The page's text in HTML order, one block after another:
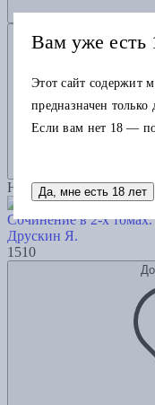
Новинка
Сочинение в 2-х
Друскин Я.
1510
Вам уже есть
Этот сайт содержит
предназначен только
Если вам нет 18 —
Да, мне есть 18 лет